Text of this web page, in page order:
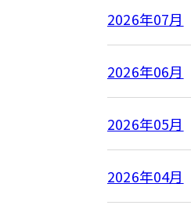
2026年07月
2026年06月
2026年05月
2026年04月